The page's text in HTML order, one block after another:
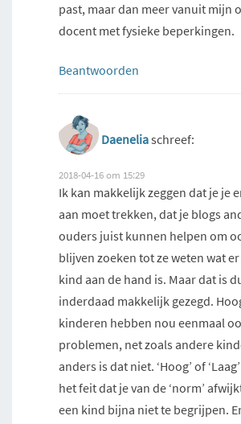
past, maar dan meer vanuit mijn
docent met fysieke beperkingen.
Beantwoorden
Daeneliaschreef:
2018-04-16 om 15:29
Ik kan makkelijk zeggen dat je je
aan moet trekken, dat je blogs
ouders juist kunnen helpen om
blijven zoeken tot ze weten wat
kind aan de hand is. Maar dat is
inderdaad makkelijk gezegd.
kinderen hebben nou eenmaal
problemen, net zoals andere
anders is dat niet. ‘Hoog’ of
het feit dat je van de ‘norm’
een kind bijna niet te begrijpen.